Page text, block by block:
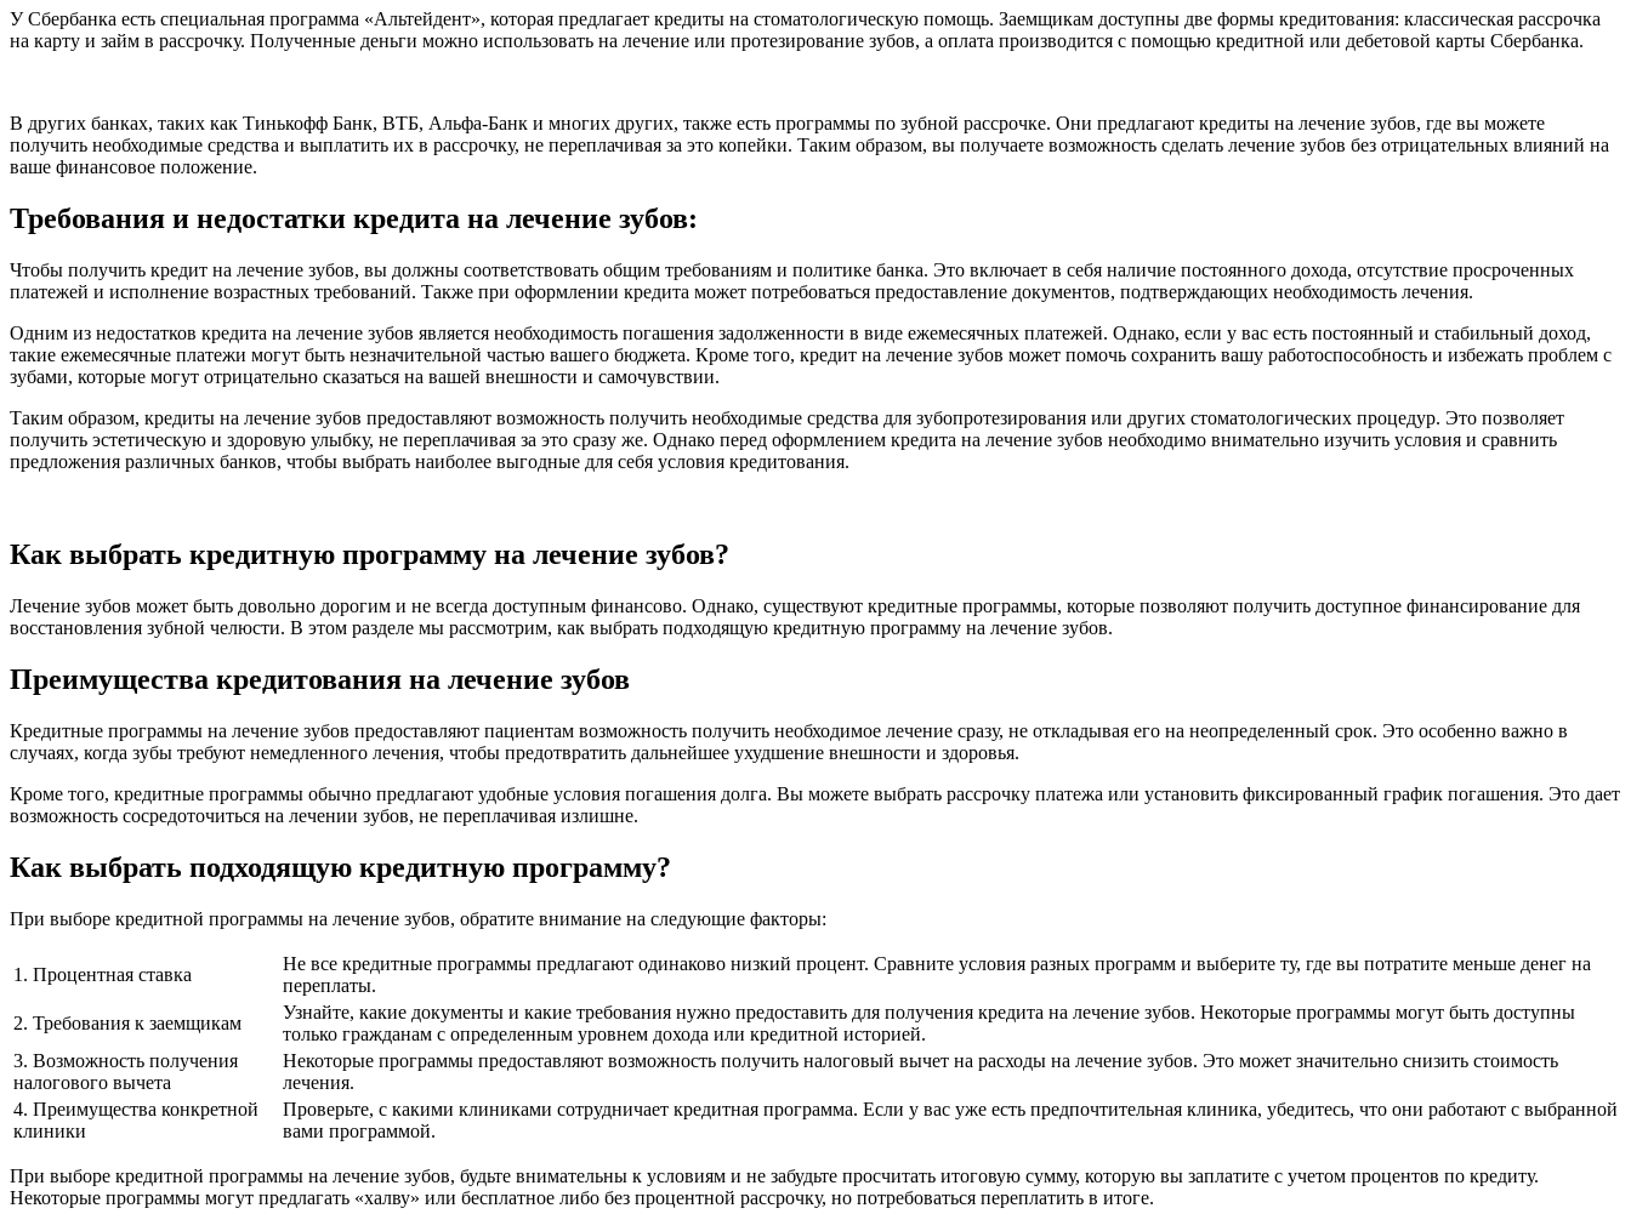
У Сбербанка есть специальная программа «Альтейдент», которая предлагает кредиты на стоматологическую помощь. Заемщикам доступны две формы кредитования: классическая рассрочка
на карту и займ в рассрочку. Полученные деньги можно использовать на лечение или протезирование зубов, а оплата производится с помощью кредитной или дебетовой карты Сбербанка.
В других банках, таких как Тинькофф Банк, ВТБ, Альфа-Банк и многих других, также есть программы по зубной рассрочке. Они предлагают кредиты на лечение зубов, где вы можете
получить необходимые средства и выплатить их в рассрочку, не переплачивая за это копейки. Таким образом, вы получаете возможность сделать лечение зубов без отрицательных влияний на
ваше финансовое положение.
Требования и недостатки кредита на лечение зубов:
Чтобы получить кредит на лечение зубов, вы должны соответствовать общим требованиям и политике банка. Это включает в себя наличие постоянного дохода, отсутствие просроченных
платежей и исполнение возрастных требований. Также при оформлении кредита может потребоваться предоставление документов, подтверждающих необходимость лечения.
Одним из недостатков кредита на лечение зубов является необходимость погашения задолженности в виде ежемесячных платежей. Однако, если у вас есть постоянный и стабильный доход,
такие ежемесячные платежи могут быть незначительной частью вашего бюджета. Кроме того, кредит на лечение зубов может помочь сохранить вашу работоспособность и избежать проблем с
зубами, которые могут отрицательно сказаться на вашей внешности и самочувствии.
Таким образом, кредиты на лечение зубов предоставляют возможность получить необходимые средства для зубопротезирования или других стоматологических процедур. Это позволяет
получить эстетическую и здоровую улыбку, не переплачивая за это сразу же. Однако перед оформлением кредита на лечение зубов необходимо внимательно изучить условия и сравнить
предложения различных банков, чтобы выбрать наиболее выгодные для себя условия кредитования.
Как выбрать кредитную программу на лечение зубов?
Лечение зубов может быть довольно дорогим и не всегда доступным финансово. Однако, существуют кредитные программы, которые позволяют получить доступное финансирование для
восстановления зубной челюсти. В этом разделе мы рассмотрим, как выбрать подходящую кредитную программу на лечение зубов.
Преимущества кредитования на лечение зубов
Кредитные программы на лечение зубов предоставляют пациентам возможность получить необходимое лечение сразу, не откладывая его на неопределенный срок. Это особенно важно в
случаях, когда зубы требуют немедленного лечения, чтобы предотвратить дальнейшее ухудшение внешности и здоровья.
Кроме того, кредитные программы обычно предлагают удобные условия погашения долга. Вы можете выбрать рассрочку платежа или установить фиксированный график погашения. Это дает
возможность сосредоточиться на лечении зубов, не переплачивая излишне.
Как выбрать подходящую кредитную программу?
При выборе кредитной программы на лечение зубов, обратите внимание на следующие факторы:
1. Процентная ставка
Не все кредитные программы предлагают одинаково низкий процент. Сравните условия разных программ и выберите ту, где вы потратите меньше денег на
переплаты.
2. Требования к заемщикам
Узнайте, какие документы и какие требования нужно предоставить для получения кредита на лечение зубов. Некоторые программы могут быть доступны
только гражданам с определенным уровнем дохода или кредитной историей.
3. Возможность получения
налогового вычета
Некоторые программы предоставляют возможность получить налоговый вычет на расходы на лечение зубов. Это может значительно снизить стоимость
лечения.
4. Преимущества конкретной
клиники
Проверьте, с какими клиниками сотрудничает кредитная программа. Если у вас уже есть предпочтительная клиника, убедитесь, что они работают с выбранной
вами программой.
При выборе кредитной программы на лечение зубов, будьте внимательны к условиям и не забудьте просчитать итоговую сумму, которую вы заплатите с учетом процентов по кредиту.
Некоторые программы могут предлагать «халву» или бесплатное либо без процентной рассрочку, но потребоваться переплатить в итоге.